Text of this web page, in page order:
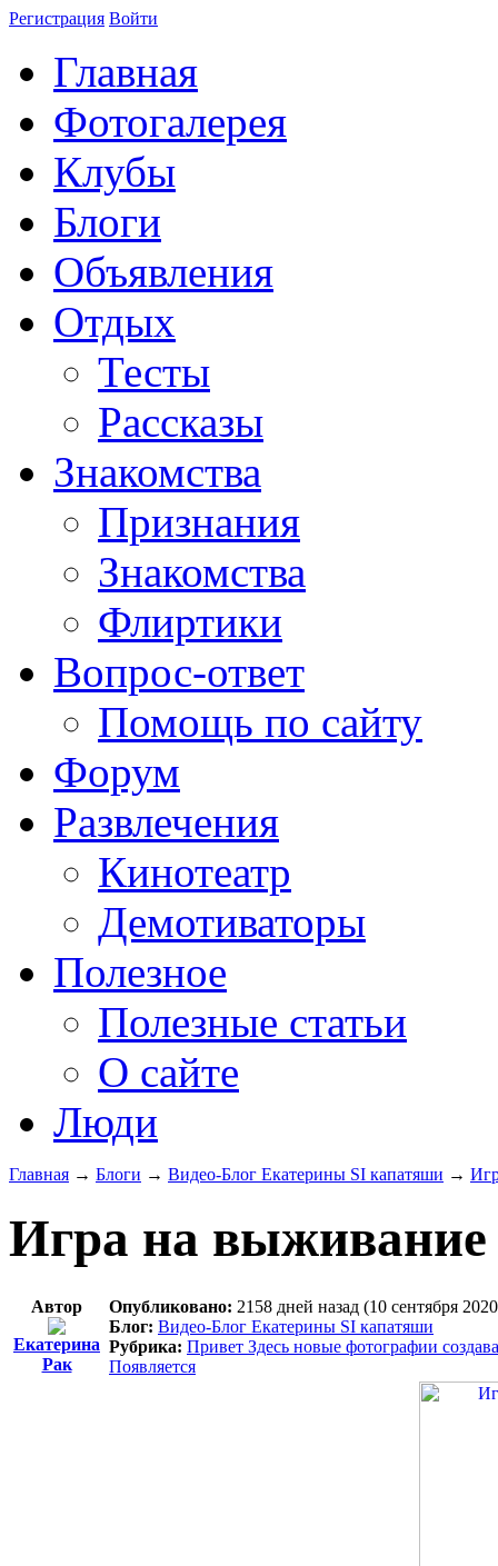
Регистрация Войти
Главная
Фотогалерея
Клубы
Блоги
Объявления
Отдых
Тесты
Рассказы
Знакомства
Признания
Знакомства
Флиртики
Вопрос-ответ
Помощь по сайту
Форум
Развлечения
Кинотеатр
Демотиваторы
Полезное
Полезные статьи
О сайте
Люди
Главная → Блоги → Видео-Блог Екатерины SI капатяши →
Игра на выживание
Автор
Екатерина
Рак
Опубликовано: 2158 дней назад (10 сентября
Блог: Видео-Блог Екатерины SI капатяши
Рубрика: Привет Здесь новые фотографии
Появляется